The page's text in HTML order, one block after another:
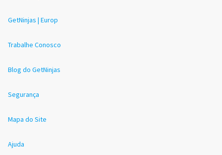
GetNinjas | Europ
Trabalhe Conosco
Blog do GetNinjas
Segurança
Mapa do Site
Ajuda